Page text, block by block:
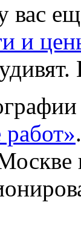
и
работ»